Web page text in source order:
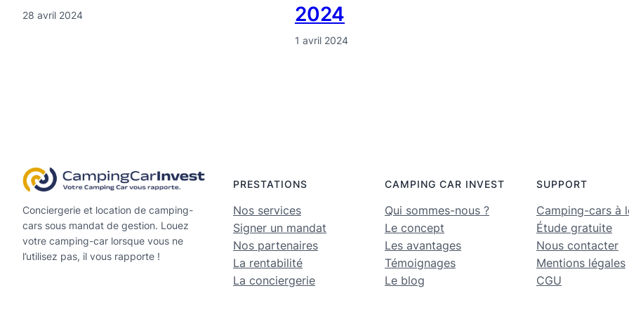
28 avril 2024
2024
1 avril 2024
Conciergerie et location de camping-
cars sous mandat de gestion. Louez
votre camping-car lorsque vous ne
l’utilisez pas, il vous rapporte !
PRESTATIONS
Nos services
Signer un mandat
Nos partenaires
La rentabilité
La conciergerie
CAMPING CAR INVEST
Qui sommes-nous ?
Le concept
Les avantages
Témoignages
Le blog
SUPPORT
Camping-cars à
Étude gratuite
Nous contacter
Mentions légales
CGU